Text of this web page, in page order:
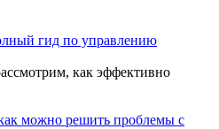
гид по управлению
как эффективно
можно решить проблемы с